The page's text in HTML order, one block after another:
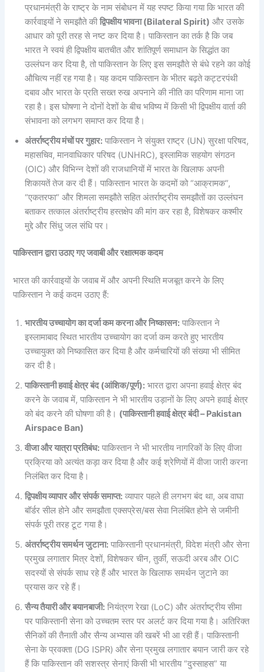
प्रधानमंत्री के राष्ट्र के नाम संबोधन में यह स्पष्ट किया गया कि भारत की
कार्रवाइयों ने समझौते कीद्विपक्षीय भावना (Bilateral Spirit) और उसके
आधार को पूरी तरह से नष्ट कर दिया है। पाकिस्तान का तर्क है कि जब
भारत ने स्वयं ही द्विपक्षीय बातचीत और शांतिपूर्ण समाधान के सिद्धांत का
उल्लंघन कर दिया है, तो पाकिस्तान के लिए इस समझौते से बंधे रहने का कोई
औचित्य नहीं रह गया है। यह कदम पाकिस्तान के भीतर बढ़ते कट्टरपंथी
दबाव और भारत के प्रति सख्त रुख अपनाने की नीति का परिणाम माना जा
रहा है। इस घोषणा ने दोनों देशों के बीच भविष्य में किसी भी द्विपक्षीय वार्ता की
संभावना को लगभग समाप्त कर दिया है।
अंतर्राष्ट्रीय मंचों पर गुहार: पाकिस्तान ने संयुक्त राष्ट्र (UN) सुरक्षा परिषद,
महासचिव, मानवाधिकार परिषद (UNHRC), इस्लामिक सहयोग संगठन
(OIC) और विभिन्न देशों की राजधानियों में भारत के खिलाफ अपनी
शिकायतें तेज कर दी हैं। पाकिस्तान भारत के कदमों को “आक्रामक”,
“एकतरफा” और शिमला समझौते सहित अंतर्राष्ट्रीय समझौतों का उल्लंघन
बताकर तत्काल अंतर्राष्ट्रीय हस्तक्षेप की मांग कर रहा है, विशेषकर कश्मीर
मुद्दे और सिंधु जल संधि पर।
पाकिस्तान द्वारा उठाए गए जवाबी और रक्षात्मक कदम
भारत की कार्रवाइयों के जवाब में और अपनी स्थिति मजबूत करने के लिए
पाकिस्तान ने कई कदम उठाए हैं:
भारतीय उच्चायोग का दर्जा कम करना और निष्कासन: पाकिस्तान ने
इस्लामाबाद स्थित भारतीय उच्चायोग का दर्जा कम करते हुए भारतीय
उच्चायुक्त को निष्कासित कर दिया है और कर्मचारियों की संख्या भी सीमित
कर दी है।
पाकिस्तानी हवाई क्षेत्र बंद (आंशिक/पूर्ण): भारत द्वारा अपना हवाई क्षेत्र बंद
करने के जवाब में, पाकिस्तान ने भी भारतीय उड़ानों के लिए अपने हवाई क्षेत्र
को बंद करने की घोषणा की है। (पाकिस्तानी हवाई क्षेत्र बंदी – Pakistan
Airspace Ban)
वीजा और यात्रा प्रतिबंध: पाकिस्तान ने भी भारतीय नागरिकों के लिए वीजा
प्रक्रिया को अत्यंत कड़ा कर दिया है और कई श्रेणियों में वीजा जारी करना
निलंबित कर दिया है।
द्विपक्षीय व्यापार और संपर्क समाप्त: व्यापार पहले ही लगभग बंद था, अब वाघा
बॉर्डर सील होने और समझौता एक्सप्रेस/बस सेवा निलंबित होने से जमीनी
संपर्क पूरी तरह टूट गया है।
अंतर्राष्ट्रीय समर्थन जुटाना: पाकिस्तानी प्रधानमंत्री, विदेश मंत्री और सेना
प्रमुख लगातार मित्र देशों, विशेषकर चीन, तुर्की, सऊदी अरब और OIC
सदस्यों से संपर्क साध रहे हैं और भारत के खिलाफ समर्थन जुटाने का
प्रयास कर रहे हैं।
सैन्य तैयारी और बयानबाजी: नियंत्रण रेखा (LoC) और अंतर्राष्ट्रीय सीमा
पर पाकिस्तानी सेना को उच्चतम स्तर पर अलर्ट कर दिया गया है। अतिरिक्त
सैनिकों की तैनाती और सैन्य अभ्यास की खबरें भी आ रही हैं। पाकिस्तानी
सेना के प्रवक्ता (DG ISPR) और सेना प्रमुख लगातार बयान जारी कर रहे
हैं कि पाकिस्तान की सशस्त्र सेनाएं किसी भी भारतीय “दुस्साहस” या